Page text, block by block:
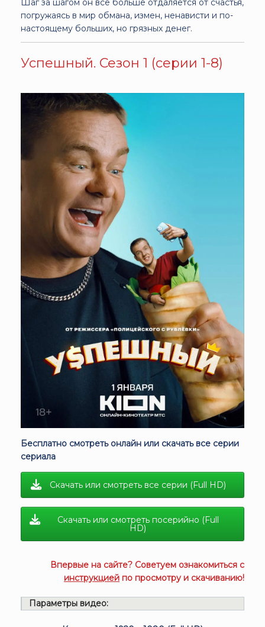
Шаг за шагом он все больше отдаляется от счастья,
погружаясь в мир обмана, измен, ненависти и по-
настоящему больших, но грязных денег.
Успешный. Сезон 1 (серии 1-8)
Бесплатно смотреть онлайн или скачать все серии
сериала
Скачать или смотреть все серии (Full HD)
Скачать или смотреть посерийно (Full
HD)
Впервые на сайте? Советуем ознакомиться с
инструкцией по просмотру и скачиванию!
Параметры видео: